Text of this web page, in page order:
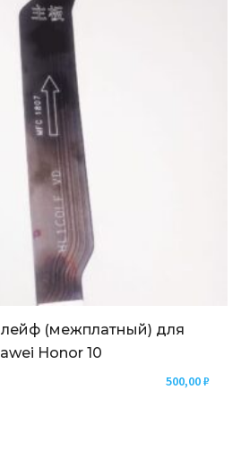
(межплатный) для
Honor 10
500,00₽